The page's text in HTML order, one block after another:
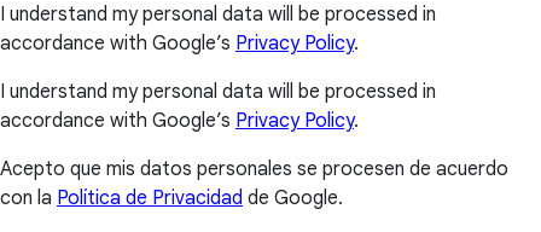
I understand my personal data will be processed in
accordance with Google’s Privacy Policy.
I understand my personal data will be processed in
accordance with Google’s Privacy Policy.
Acepto que mis datos personales se procesen de acuerdo
con la Política de Privacidad de Google.